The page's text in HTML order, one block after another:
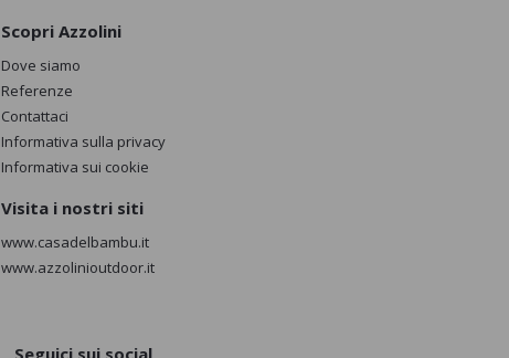
Scopri Azzolini
Dove siamo
Referenze
Contattaci
Informativa sulla privacy
Informativa sui cookie
Visita i nostri siti
www.casadelbambu.it
www.azzolinioutdoor.it
Seguici sui social